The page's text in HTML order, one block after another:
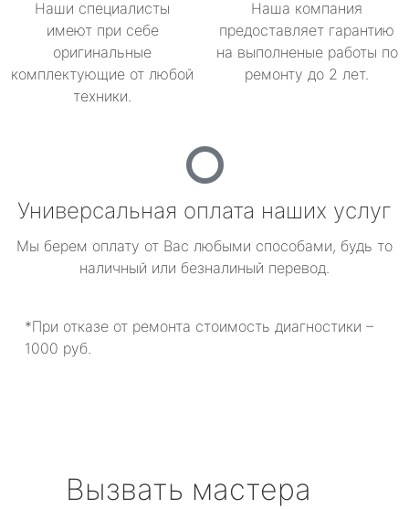
Наши специалисты
имеют при себе
оригинальные
комплектующие от любой
техники.
Наша компания
предоставляет гарантию
на выполненые работы по
ремонту до 2 лет.
Универсальная оплата наших услуг
Мы берем оплату от Вас любыми способами, будь то
наличный или безналиный перевод.
*При отказе от ремонта стоимость диагностики –
1000 руб.
Вызвать мастера